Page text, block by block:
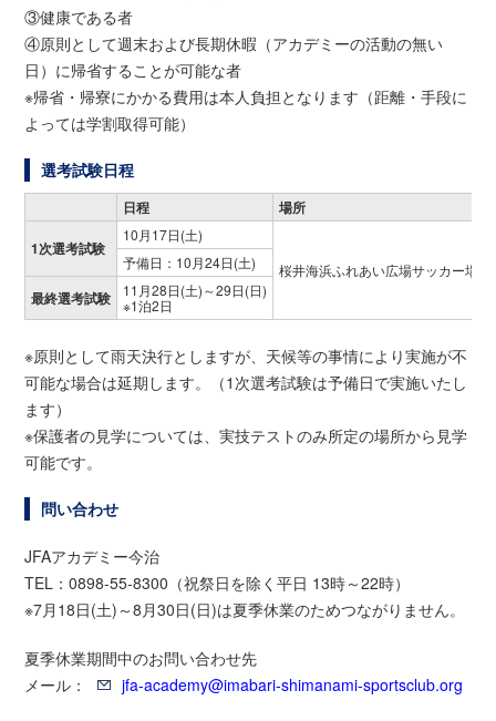
③健康である者
④原則として週末および長期休暇（アカデミーの活動の無い
日）に帰省することが可能な者
※帰省・帰寮にかかる費用は本人負担となります（距離・手段に
よっては学割取得可能）
選考試験日程
日程 場所
1次選考試験
10月17日(土)
桜井海浜ふれあい広場サッカー場
予備日：10月24日(土)
最終選考試験
11月28日(土)～29日(日)
※1泊2日
※原則として雨天決行としますが、天候等の事情により実施が不
可能な場合は延期します。（1次選考試験は予備日で実施いたし
ます）
※保護者の見学については、実技テストのみ所定の場所から見学
可能です。
問い合わせ
JFAアカデミー今治
TEL：0898-55-8300（祝祭日を除く平日 13時～22時）
※7月18日(土)～8月30日(日)は夏季休業のためつながりません。
夏季休業期間中のお問い合わせ先
メール：
jfa-academy@imabari-shimanami-sportsclub.org